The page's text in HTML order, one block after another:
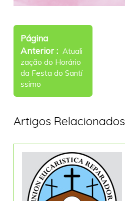
Navegação
de
artigos
Página
Anterior
Older
Posts
Atuali
zação do Horário
da Festa do Santí
ssimo
Artigos Relacionados